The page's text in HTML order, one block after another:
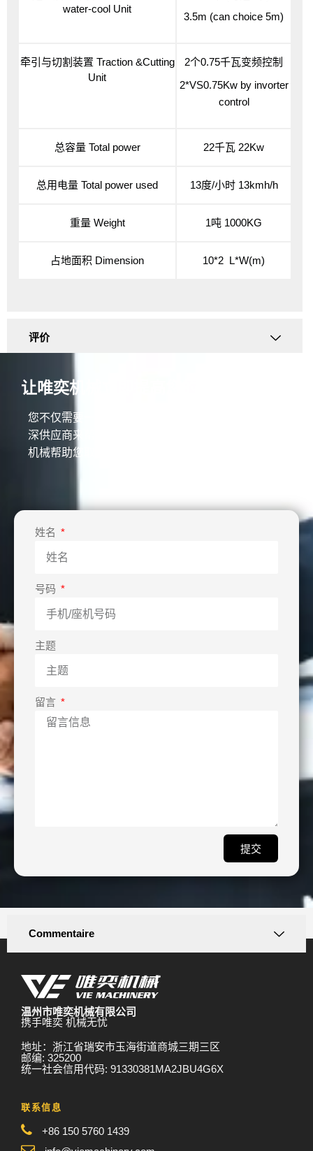
water-cool Unit
3.5m (can choice 5m)
牵引与切割装置 Traction &Cutting
Unit
2个0.75千瓦变频控制
2*VS0.75Kw by invorter
control
总容量 Total power 22千瓦 22Kw
总用电量 Total power used 13度/小时 13kmh/h
重量 Weight 1吨 1000KG
占地面积 Dimension 10*2 L*W(m)
评价
让唯奕机械立即提高您的业务！
您不仅需要一台优质的机器，还需要一个30年的资
深供应商来帮助您建立生产线并增加利润。 让唯奕
机械帮助您取得成功。
姓名
号码
主题
留言
提交
Commentaire
温州市唯奕机械有限公司
携手唯奕 机械无忧
地址：浙江省瑞安市玉海街道商城三期三区
邮编: 325200
统一社会信用代码: 91330381MA2JBU4G6X
联系信息
+86 150 5760 1439